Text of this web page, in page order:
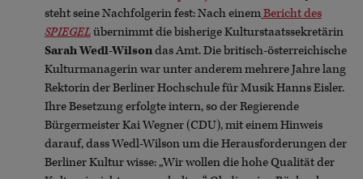
steht seine Nachfolgerin fest: Nach einemBericht des
SPIEGELübernimmt die bisherige Kulturstaatssekretärin
Sarah Wedl-Wilsondas Amt. Die britisch-österreichische
Kulturmanagerin war unter anderem mehrere Jahre lang
Rektorin der Berliner Hochschule für Musik Hanns Eisler.
Ihre Besetzung erfolgte intern, so der Regierende
Bürgermeister Kai Wegner (CDU), mit einem Hinweis
darauf, dass Wedl-Wilson um die Herausforderungen der
Berliner Kultur wisse: „Wir wollen die hohe Qualität der